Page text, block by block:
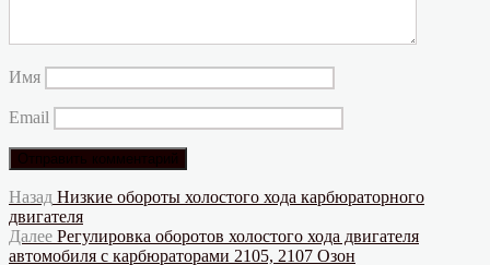
Имя
Email
Навигация
по
записям
Назад Предыдущая
запись:
Низкие обороты холостого хода карбюраторного
двигателя
Далее Следующая
запись:
Регулировка оборотов холостого хода двигателя
автомобиля с карбюраторами 2105, 2107 Озон